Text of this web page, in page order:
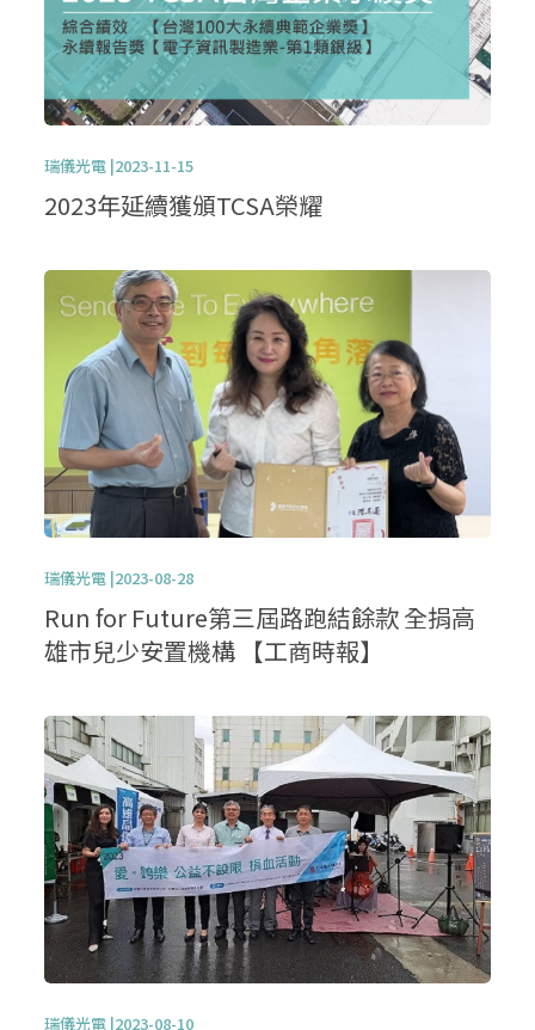
瑞儀光電 |2023-11-15
2023年延續獲頒TCSA榮耀
瑞儀光電 |2023-08-28
Run for Future第三屆路跑結餘款 全捐高
雄市兒少安置機構 【工商時報】
瑞儀光電 |2023-08-10